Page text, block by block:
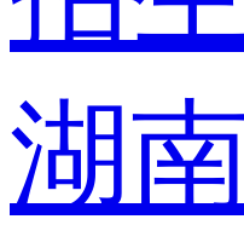
湖